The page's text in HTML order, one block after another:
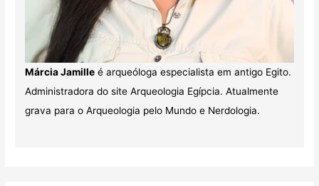
Márcia Jamilleé arqueóloga especialista em antigo Egito.
Administradora do site Arqueologia Egípcia. Atualmente
grava para o Arqueologia pelo Mundo e Nerdologia.